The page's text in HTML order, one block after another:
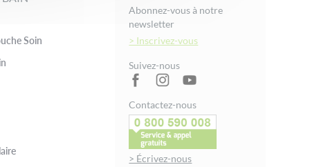
Soin
Abonnez-vous à notre
newsletter
> Inscrivez-vous
Suivez-nous
Contactez-nous
> Écrivez-nous